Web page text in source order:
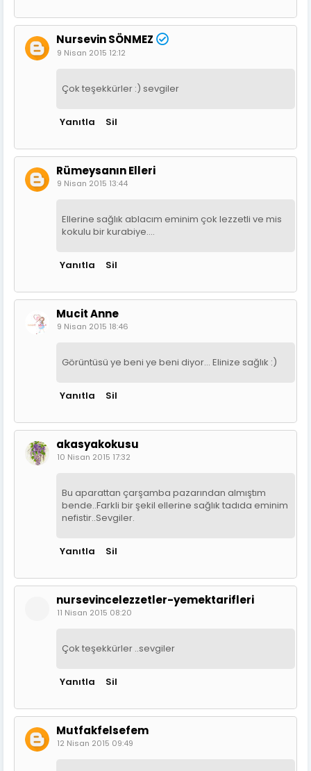
Nursevin SÖNMEZ
9 Nisan 2015 12:12
Çok teşekkürler :) sevgiler
Yanıtla Sil
Rümeysanın Elleri
9 Nisan 2015 13:44
Ellerine sağlık ablacım eminim çok lezzetli ve mis
kokulu bir kurabiye....
Yanıtla Sil
Mucit Anne
9 Nisan 2015 18:46
Görüntüsü ye beni ye beni diyor... Elinize sağlık :)
Yanıtla Sil
akasyakokusu
10 Nisan 2015 17:32
Bu aparattan çarşamba pazarından almıştım
bende..Farkli bir şekil ellerine sağlık tadıda eminim
nefistir..Sevgiler.
Yanıtla Sil
nursevincelezzetler-yemektarifleri
11 Nisan 2015 08:20
Çok teşekkürler ..sevgiler
Yanıtla Sil
Mutfakfelsefem
12 Nisan 2015 09:49